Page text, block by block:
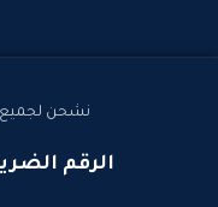
نشحن لجميع
الرقم الضريبي :